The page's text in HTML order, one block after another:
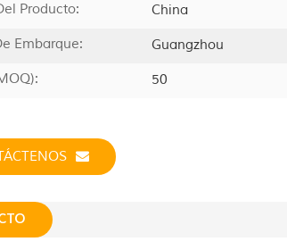
Producto:
China
Embarque:
Guangzhou
50